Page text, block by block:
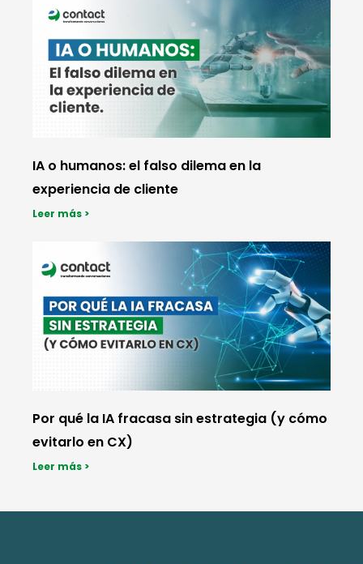
IA o humanos: el falso dilema en la
experiencia de cliente
Leer más >
Por qué la IA fracasa sin estrategia (y cómo
evitarlo en CX)
Leer más >